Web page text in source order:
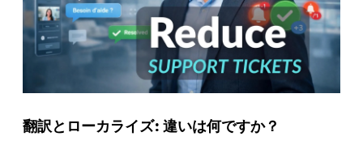
翻訳とローカライズ: 違いは何ですか？